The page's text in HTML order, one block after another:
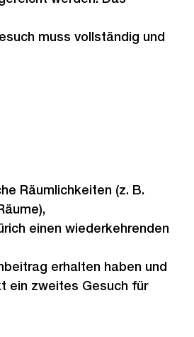
muss vollständig und
Räumlichkeiten (z. B.
einen wiederkehrenden
erhalten haben und
ein zweites Gesuch für